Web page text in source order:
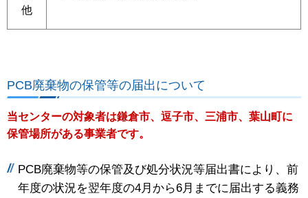
他
PCB廃棄物の保管等の届出について
当センターの対象者は鎌倉市、逗子市、三浦市、葉山町に
保管場所がある事業者です。
PCB廃棄物等の保管及び処分状況等届出書により、前
年度の状況を翌年度の4月から6月までに届出する義務